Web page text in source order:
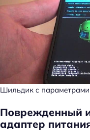
Шильдик с
Поврежденный
адаптер
Н